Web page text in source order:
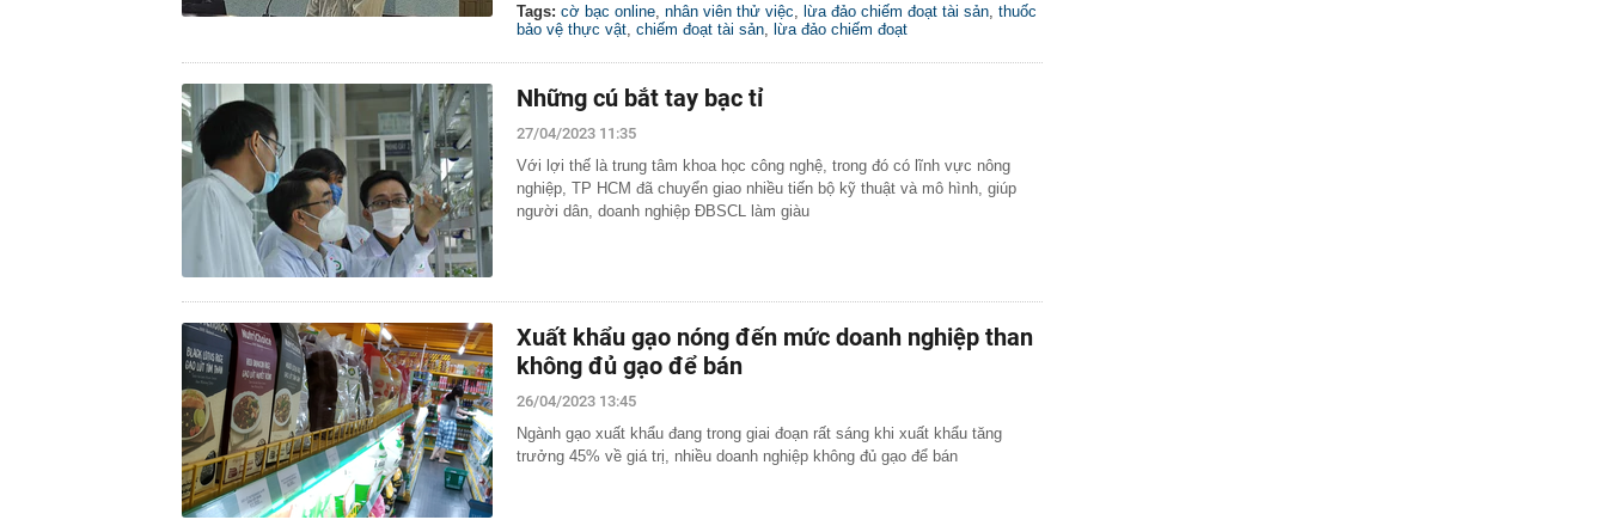
Tags: cờ bạc online nhân viên thử việc lừa đảo chiếm đoạt tài sản thuốc
bảo vệ thực vật chiếm đoạt tài sản lừa đảo chiếm đoạt
Những cú bắt tay bạc tỉ
27/04/2023 11:35
Với lợi thế là trung tâm khoa học công nghệ, trong đó có lĩnh vực nông
nghiệp, TP HCM đã chuyển giao nhiều tiến bộ kỹ thuật và mô hình, giúp
người dân, doanh nghiệp ĐBSCL làm giàu
Xuất khẩu gạo nóng đến mức doanh nghiệp than
không đủ gạo để bán
26/04/2023 13:45
Ngành gạo xuất khẩu đang trong giai đoạn rất sáng khi xuất khẩu tăng
trưởng 45% về giá trị, nhiều doanh nghiệp không đủ gạo để bán